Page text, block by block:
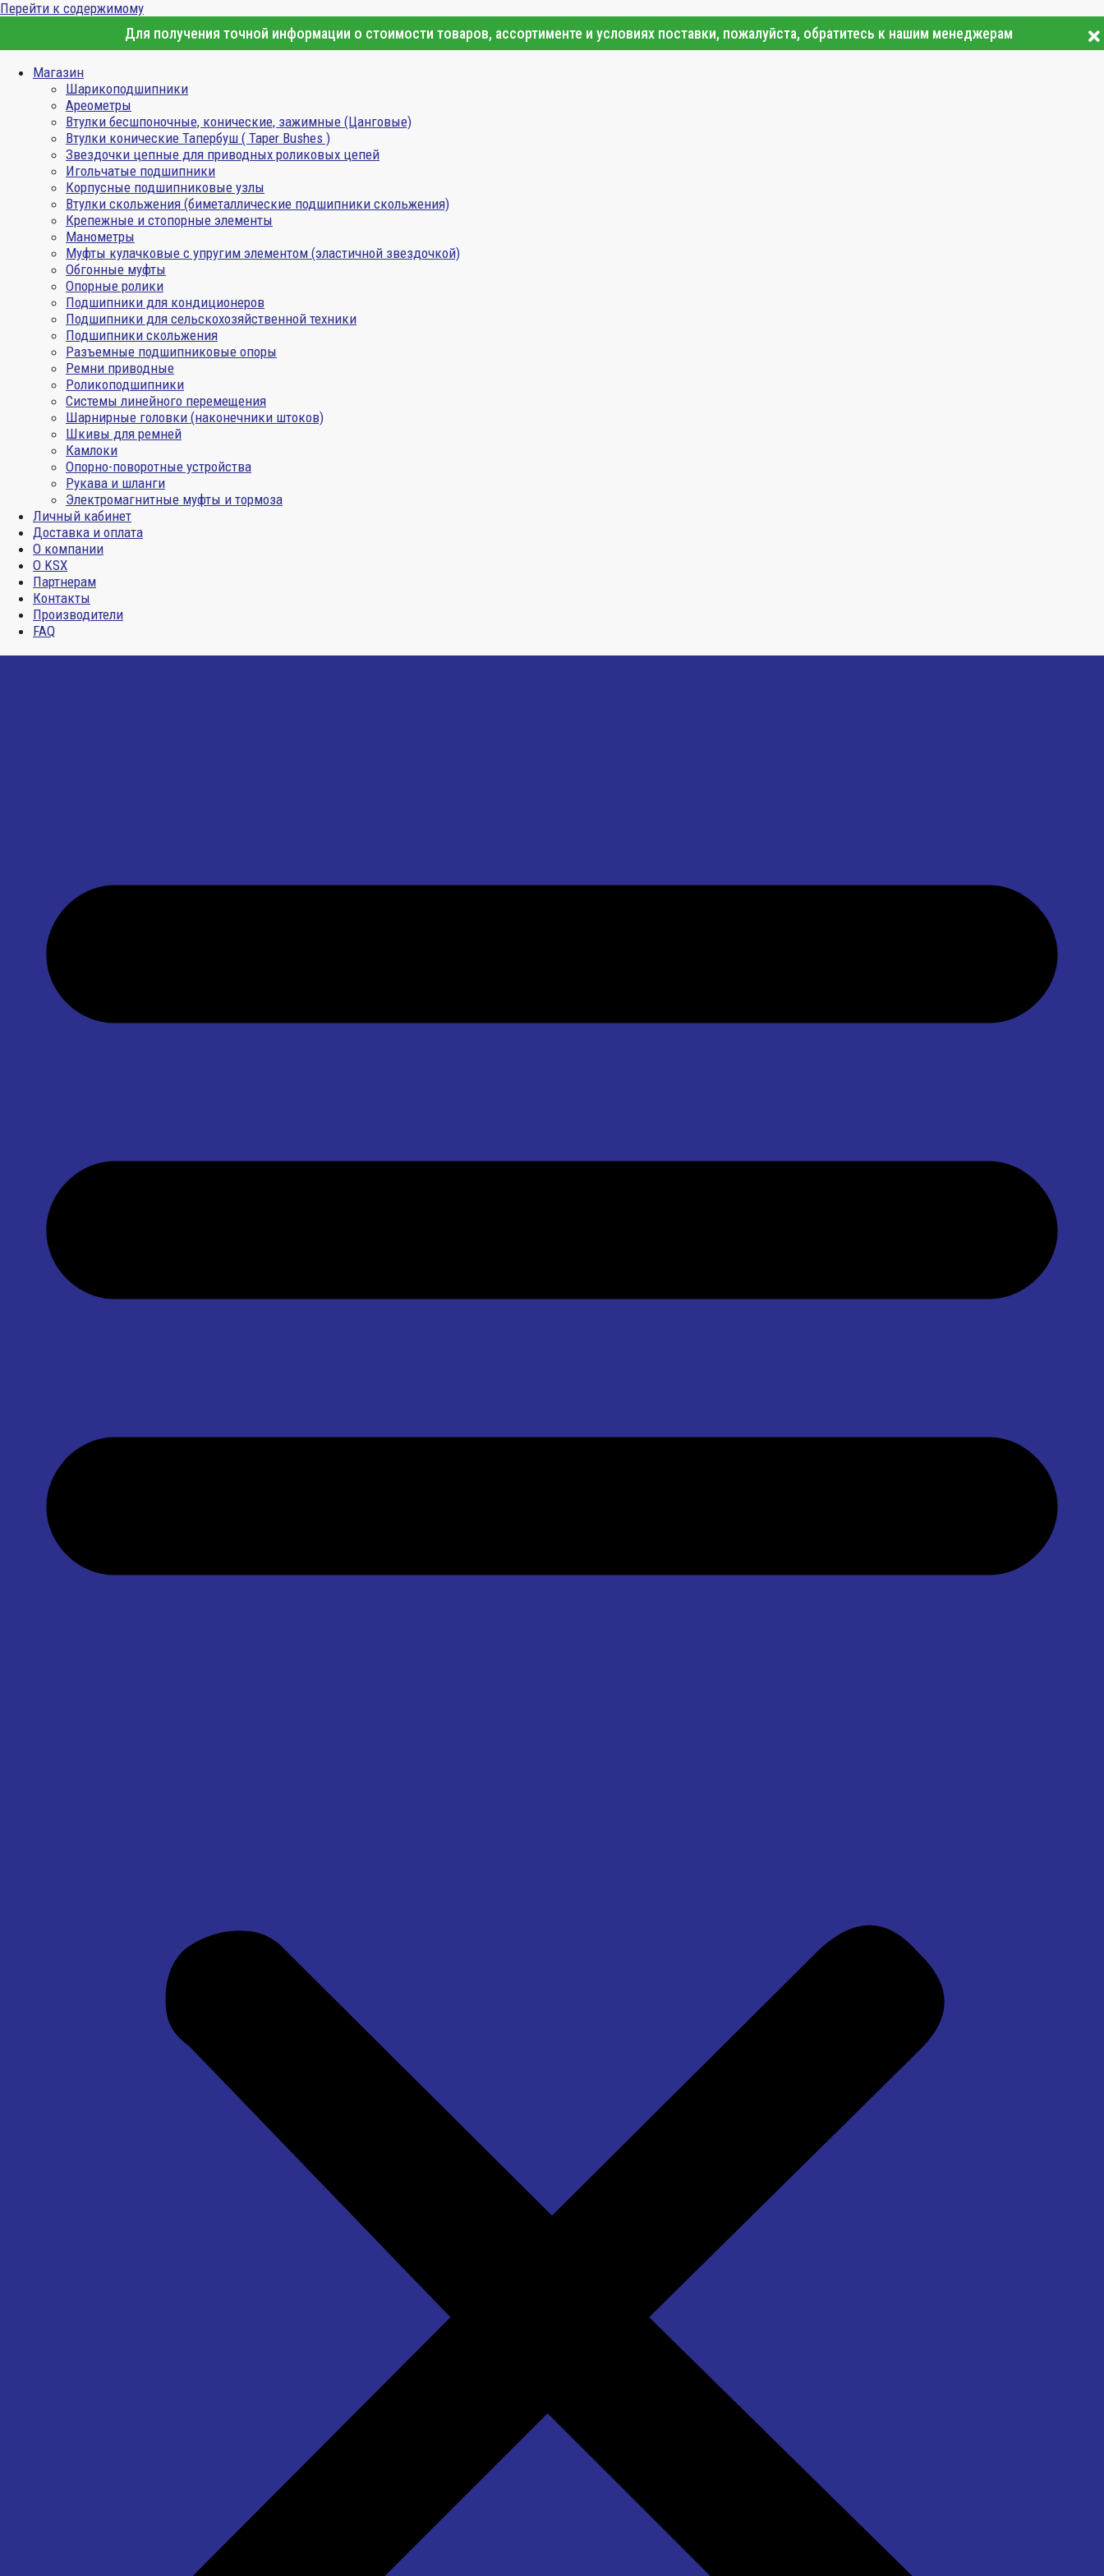
Перейти к содержимому
Для получения точной информации о стоимости товаров, ассортименте и условиях поставки, пожалуйста, обратитесь к нашим менеджерам
Магазин
Шарикоподшипники
Ареометры
Втулки бесшпоночные, конические, зажимные (Цанговые)
Втулки конические Тапербуш ( Taper Bushes )
Звездочки цепные для приводных роликовых цепей
Игольчатые подшипники
Корпусные подшипниковые узлы
Втулки скольжения (биметаллические подшипники скольжения)
Крепежные и стопорные элементы
Манометры
Муфты кулачковые с упругим элементом (эластичной звездочкой)
Обгонные муфты
Опорные ролики
Подшипники для кондиционеров
Подшипники для сельскохозяйственной техники
Подшипники скольжения
Разъемные подшипниковые опоры
Ремни приводные
Роликоподшипники
Системы линейного перемещения
Шарнирные головки (наконечники штоков)
Шкивы для ремней
Камлоки
Опорно-поворотные устройства
Рукава и шланги
Электромагнитные муфты и тормоза
Личный кабинет
Доставка и оплата
О компании
О KSX
Партнерам
Контакты
Производители
FAQ